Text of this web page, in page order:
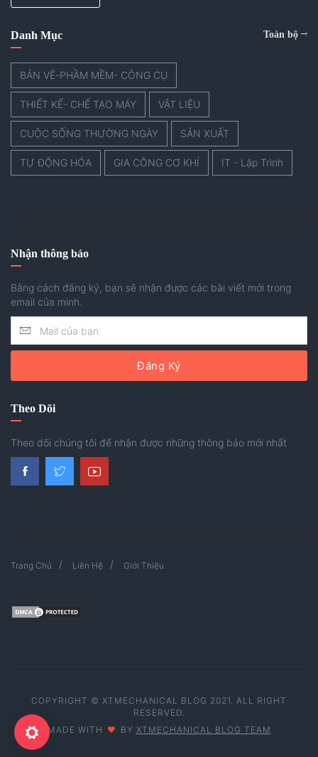
Danh Mục Toàn bộ
BẢN VẼ-PHẦM MỀM- CÔNG CỤ
THIẾT KẾ- CHẾ TẠO MÁY VẬT LIỆU
CUỘC SỐNG THƯỜNG NGÀY SẢN XUẤT
TỰ ĐỘNG HÓA GIA CÔNG CƠ KHÍ IT - Lập Trình
Nhận thông báo
Bằng cách đăng ký, bạn sẽ nhận được các bài viết mới trong
email của mình.
Đăng Ký
Theo Dõi
Theo dõi chúng tôi để nhận được những thông báo mới nhất
Trang Chủ Liên Hệ Giới Thiệu
COPYRIGHT © XTMECHANICAL BLOG 2021. ALL RIGHT
RESERVED.
MADE WITH
BY XTMECHANICAL BLOG TEAM